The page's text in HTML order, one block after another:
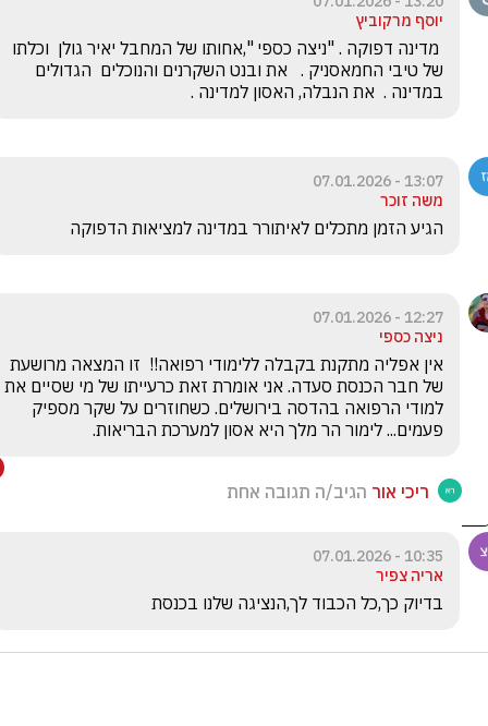
יוסף מרקוביץ
במדינה .  את הנבלה, האסון למדינה .
13:07 - 07.01.2026
משה זוכר
הגיע הזמן מתכלים לאיתורר במדינה למציאות הדפוקה
12:27 - 07.01.2026
ניצה כספי
פעמים... לימור הר מלך היא אסון למערכת הבריאות.
ריכי אור הגיב/ה תגובה אחת
10:35 - 07.01.2026
אריה צפיר
בדיוק כך,כל הכבוד לך,הנציגה שלנו בכנסת